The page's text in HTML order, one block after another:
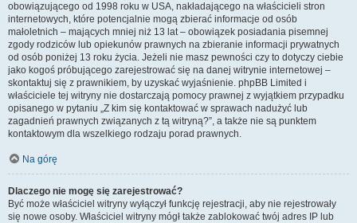
obowiązującego od 1998 roku w USA, nakładającego na właścicieli stron
internetowych, które potencjalnie mogą zbierać informacje od osób
małoletnich – mających mniej niż 13 lat – obowiązek posiadania pisemnej
zgody rodziców lub opiekunów prawnych na zbieranie informacji prywatnych
od osób poniżej 13 roku życia. Jeżeli nie masz pewności czy to dotyczy ciebie
jako kogoś próbującego zarejestrować się na danej witrynie internetowej –
skontaktuj się z prawnikiem, by uzyskać wyjaśnienie. phpBB Limited i
właściciele tej witryny nie dostarczają pomocy prawnej z wyjątkiem przypadku
opisanego w pytaniu „Z kim się kontaktować w sprawach nadużyć lub
zagadnień prawnych związanych z tą witryną?”, a także nie są punktem
kontaktowym dla wszelkiego rodzaju porad prawnych.
Na górę
Dlaczego nie mogę się zarejestrować?
Być może właściciel witryny wyłączył funkcję rejestracji, aby nie rejestrowały
się nowe osoby. Właściciel witryny mógł także zablokować twój adres IP lub